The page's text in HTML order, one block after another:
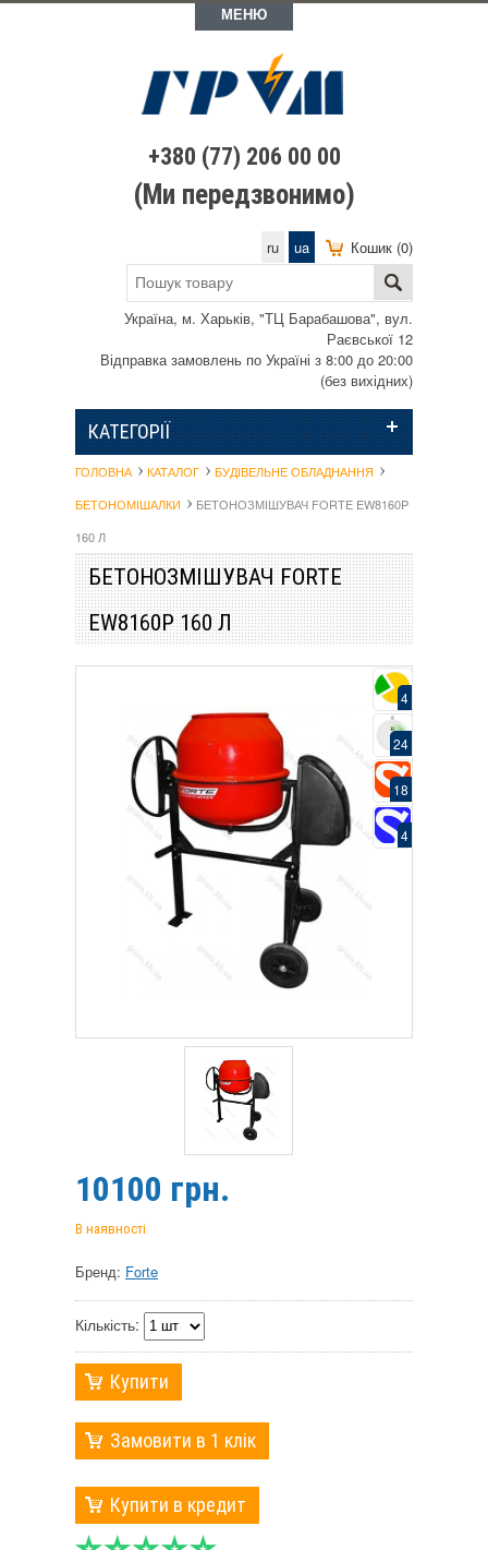
МЕНЮ
+380 (77) 206 00 00
(Ми передзвонимо)
Кошик (0)
ru ua
Україна, м. Харьків, "ТЦ Барабашова", вул.
Раєвської 12
Відправка замовлень по Україні з 8:00 до 20:00
(без вихідних)
КАТЕГОРІЇ
ГОЛОВНА КАТАЛОГ
БУДІВЕЛЬНЕ ОБЛАДНАННЯ
БЕТОНОМІШАЛКИ
БЕТОНОЗМІШУВАЧ FORTE EW8160P
160 Л
БЕТОНОЗМІШУВАЧ FORTE
EW8160P 160 Л
4
24
18
4
10100 грн.
В наявності
Бренд: Forte
Кількість:
Купити
Замовити в 1 клік
Купити в кредит